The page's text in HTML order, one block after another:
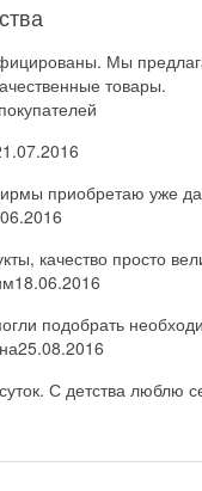
Мы
товары.
приобретаю уже
качество просто
18.06.2016
подобрать
25.08.2016
С детства люблю